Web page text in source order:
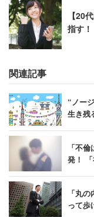
【20
指す！
関連記事
“ノー
生き残
「不
発！
「丸
って歩